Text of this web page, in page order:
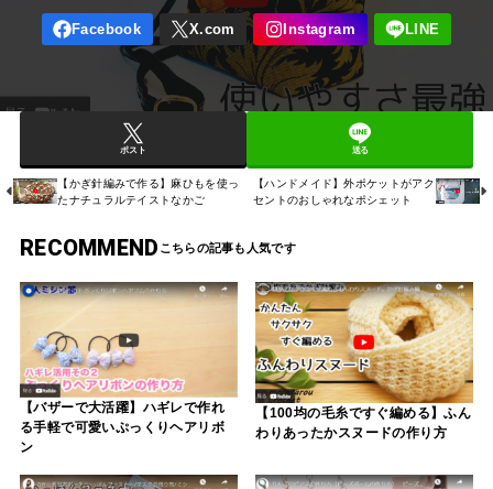
ポスト 送る
【かぎ針編みで作る】麻ひもを使っ
たナチュラルテイストなかご
【ハンドメイド】外ポケットがアク
セントのおしゃれなポシェット
RECOMMEND
【バザーで大活躍】ハギレで作れ
る手軽で可愛いぷっくりヘアリボ
ン
【100均の毛糸ですぐ編める】ふん
わりあったかスヌードの作り方